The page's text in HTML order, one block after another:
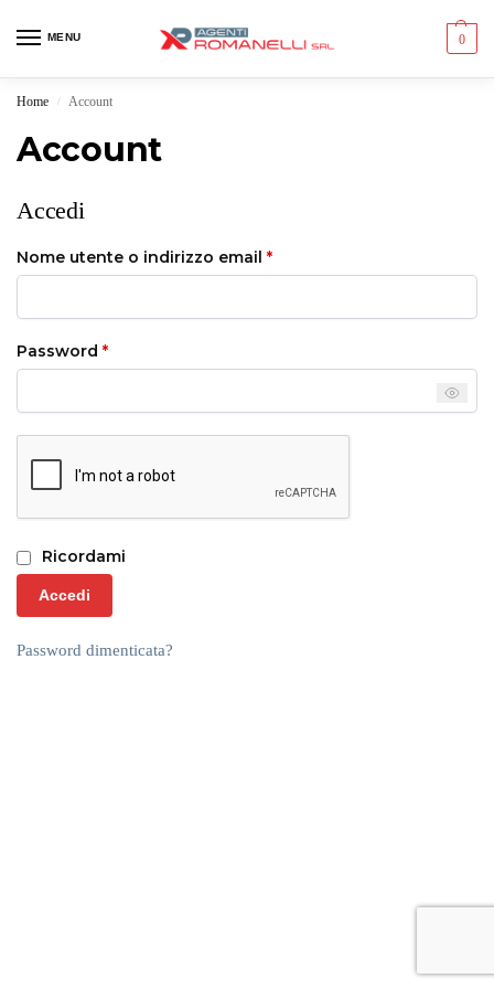
MENU 0
Home / Account
Account
Accedi
Nome utente o indirizzo email *
Password *
Ricordami
Accedi
Password dimenticata?